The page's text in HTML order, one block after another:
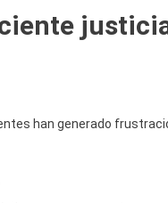
han generado